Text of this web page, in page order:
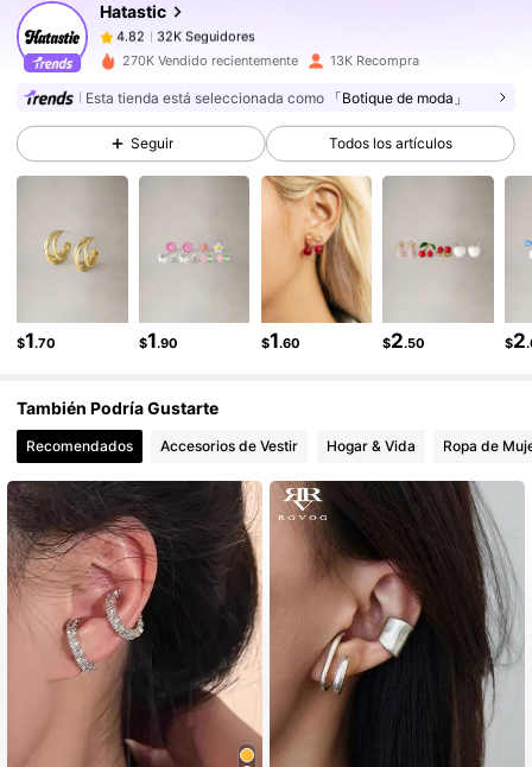
Hatastic
32K Seguidores
2***0seguidoHace 5 horas
4.82
32K Seguidores
4.82 32K Seguidores
4.82 32K Seguidores
4.82 32K Seguidores
32K Seguidores
270K Vendido recientemente 13K Recompra
Esta tienda está seleccionada como 「Botique de moda」
Seguir Todos los artículos
$1.70 $1.90 $1.60 $2.50 $2
También Podría Gustarte
Recomendados Accesorios de Vestir Hogar & Vida Ropa de